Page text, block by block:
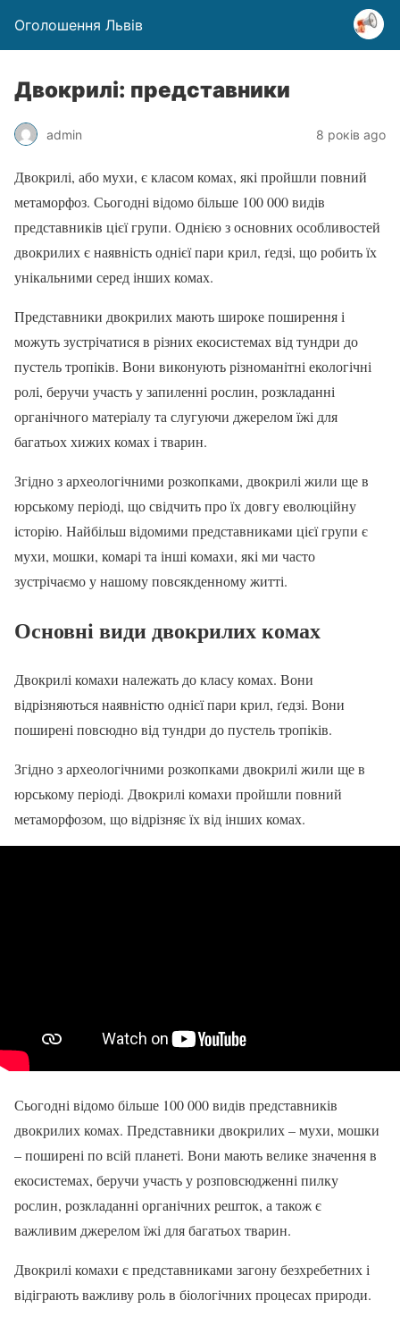
Оголошення Львів
Двокрилі: представники
admin 8 років ago
Двокрилі, або мухи, є класом комах, які пройшли повний
метаморфоз. Сьогодні відомо більше 100 000 видів
представників цієї групи. Однією з основних особливостей
двокрилих є наявність однієї пари крил, ґедзі, що робить їх
унікальними серед інших комах.
Представники двокрилих мають широке поширення і
можуть зустрічатися в різних екосистемах від тундри до
пустель тропіків. Вони виконують різноманітні екологічні
ролі, беручи участь у запиленні рослин, розкладанні
органічного матеріалу та слугуючи джерелом їжі для
багатьох хижих комах і тварин.
Згідно з археологічними розкопками, двокрилі жили ще в
юрському періоді, що свідчить про їх довгу еволюційну
історію. Найбільш відомими представниками цієї групи є
мухи, мошки, комарі та інші комахи, які ми часто
зустрічаємо у нашому повсякденному житті.
Основні види двокрилих комах
Двокрилі комахи належать до класу комах. Вони
відрізняються наявністю однієї пари крил, ґедзі. Вони
поширені повсюдно від тундри до пустель тропіків.
Згідно з археологічними розкопками двокрилі жили ще в
юрському періоді. Двокрилі комахи пройшли повний
метаморфозом, що відрізняє їх від інших комах.
Сьогодні відомо більше 100 000 видів представників
двокрилих комах. Представники двокрилих – мухи, мошки
– поширені по всій планеті. Вони мають велике значення в
екосистемах, беручи участь у розповсюдженні пилку
рослин, розкладанні органічних решток, а також є
важливим джерелом їжі для багатьох тварин.
Двокрилі комахи є представниками загону безхребетних і
відіграють важливу роль в біологічних процесах природи.